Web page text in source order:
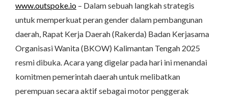
www.outspoke.io – Dalam sebuah langkah strategis
untuk memperkuat peran gender dalam pembangunan
daerah, Rapat Kerja Daerah (Rakerda) Badan Kerjasama
Organisasi Wanita (BKOW) Kalimantan Tengah 2025
resmi dibuka. Acara yang digelar pada hari ini menandai
komitmen pemerintah daerah untuk melibatkan
perempuan secara aktif sebagai motor penggerak